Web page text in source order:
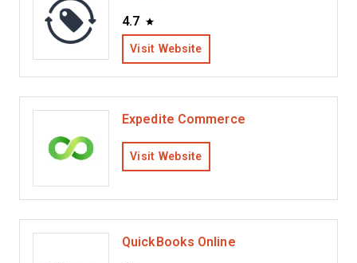
4.7
Visit Website
Expedite Commerce
Visit Website
QuickBooks Online